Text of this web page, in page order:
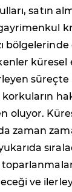
satın
küresel
süreçte
oluyor.
zaman
ve